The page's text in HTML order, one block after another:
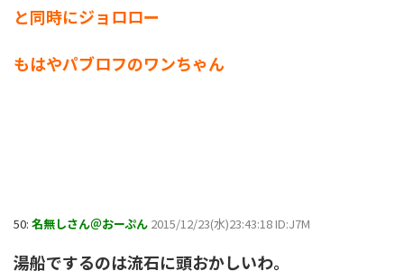
と同時にジョロロー
もはやパブロフのワンちゃん
50: 名無しさん＠おーぷん 2015/12/23(水)23:43:18 ID:J7M
湯船でするのは流石に頭おかしいわ。